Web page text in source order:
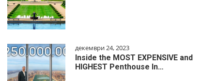
декември 24, 2023
Inside the MOST EXPENSIVE and
HIGHEST Penthouse In…